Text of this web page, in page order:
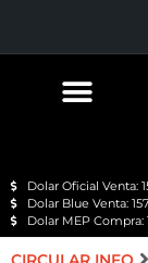
Dolar Oficial Venta:
Dolar Blue Venta:
Dolar MEP Compra: